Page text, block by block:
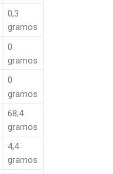
0,3
gramos
0
gramos
0
gramos
68,4
gramos
4,4
gramos